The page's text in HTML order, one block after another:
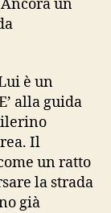
un
è un
alla guida
Il
un ratto
la strada
già